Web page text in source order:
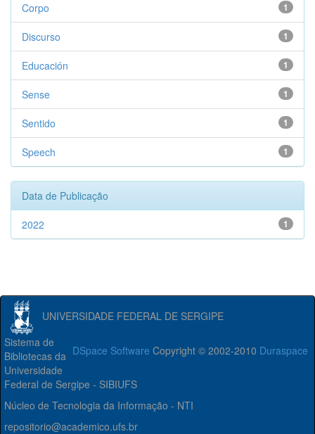
1
Corpo
1
Discurso
1
Educación
1
Sense
1
Sentido
1
Speech
Data de Publicação
1
2022
UNIVERSIDADE FEDERAL DE SERGIPE
DSpace Software Copyright © 2002-2010 Duraspace
Sistema de
Bibliotecas da
Universidade
Federal de Sergipe - SIBIUFS
Núcleo de Tecnologia da Informação - NTI
repositorio@academico.ufs.br